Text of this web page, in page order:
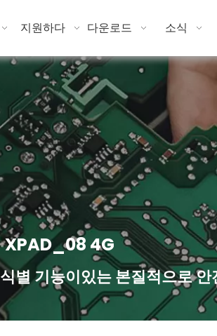
지원하다 다운로드 소식
XPAD_08 4G
식별 기능이있는 본질적으로